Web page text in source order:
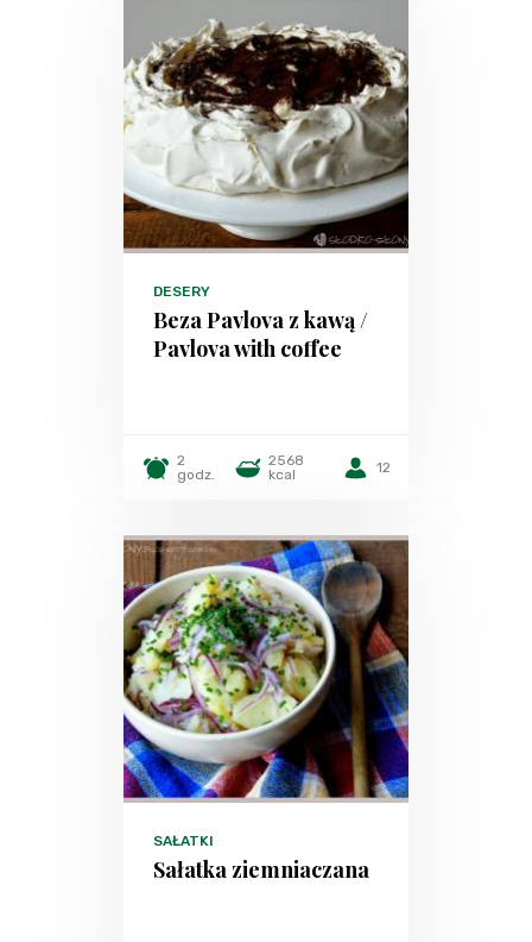
DESERY
Beza Pavlova z kawą /
Pavlova with coffee
2
godz.
2568
kcal
12
SAŁATKI
Sałatka ziemniaczana